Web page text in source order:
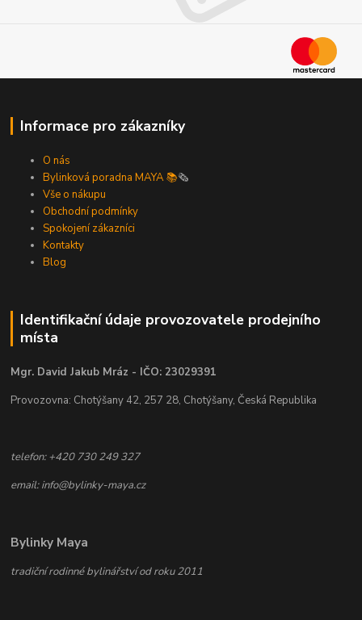
Informace pro zákazníky
O nás
Bylinková poradna MAYA 📚🗞️
Vše o nákupu
Obchodní podmínky
Spokojení zákazníci
Kontakty
Blog
Identifikační údaje provozovatele prodejního
místa
Mgr. David Jakub Mráz - IČO: 23029391
Provozovna: Chotýšany 42, 257 28, Chotýšany, Česká Republika
telefon: +420 730 249 327
email: info@bylinky-maya.cz
Bylinky Maya
tradiční rodinné bylinářství od roku 2011